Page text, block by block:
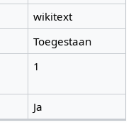
wikitext
Toegestaan
1
Ja